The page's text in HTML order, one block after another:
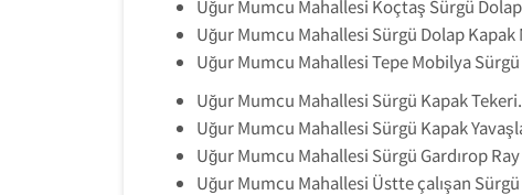
Uğur Mumcu Mahallesi Koçtaş Sürgü
Uğur Mumcu Mahallesi Sürgü Dolap Kapak
Uğur Mumcu Mahallesi Tepe Mobilya
Uğur Mumcu Mahallesi Sürgü Kapak
Uğur Mumcu Mahallesi Sürgü Kapak
Uğur Mumcu Mahallesi Sürgü Gardırop
Uğur Mumcu Mahallesi Üstte çalışan